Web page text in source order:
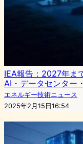
IEA報告：2027年ま
AI・データセンター
エネルギー技術ニュース
2025年2月15日16:54